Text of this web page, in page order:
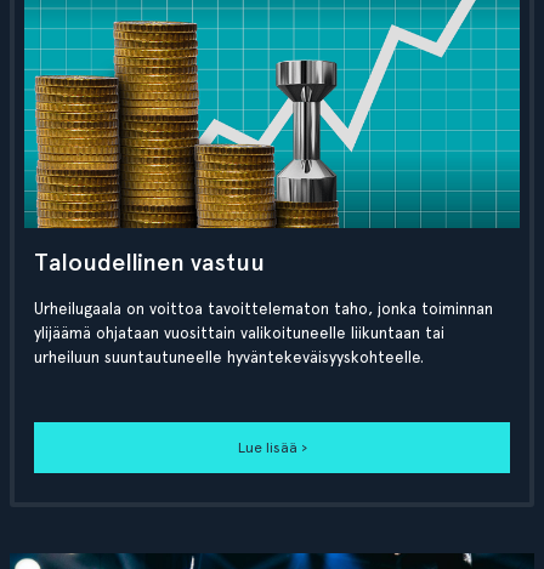
Taloudellinen vastuu
Urheilugaala on voittoa tavoittelematon taho, jonka toiminnan
ylijäämä ohjataan vuosittain valikoituneelle liikuntaan tai
urheiluun suuntautuneelle hyväntekeväisyyskohteelle.
Lue lisää ›